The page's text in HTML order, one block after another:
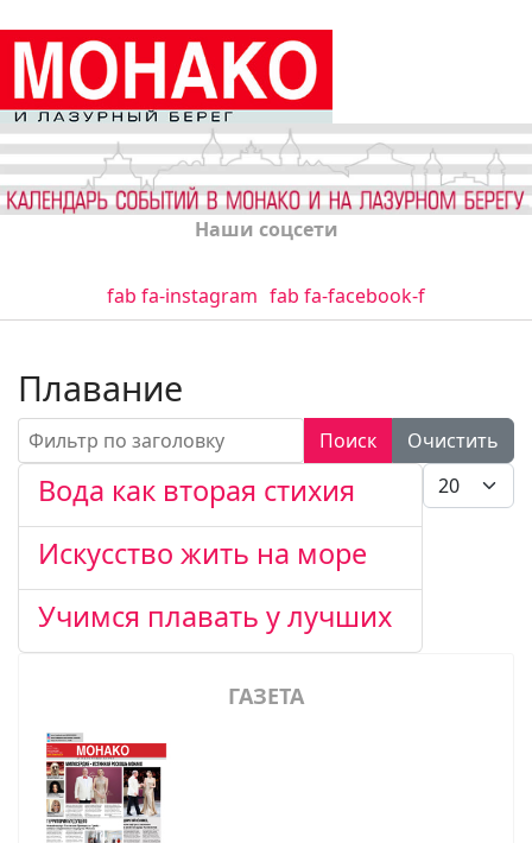
Наши соцсети
fab fa-instagram fab fa-facebook-f
Плавание
Фильтр по заголовку Поиск
Очистить
Кол-во
Вода как вторая стихия
Искусство жить на море
Учимся плавать у лучших
ГАЗЕТА